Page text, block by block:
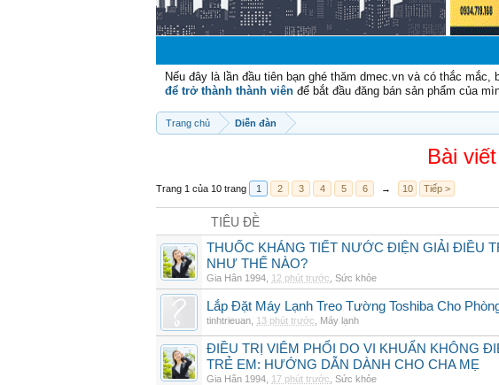
Nếu đây là lần đầu tiên bạn ghé thăm dmec.vn và có thắc mắc,
để trở thành thành viên để bắt đầu đăng bán sản phẩm của
Trang chủ Diễn đàn
Bài
Trang 1 của 10 trang 1 2 3 4 5 6 → 10 Tiếp >
TIÊU ĐỀ
THUỐC KHÁNG TIẾT NƯỚC ĐIỆN GIẢI ĐIỀU
NHƯ THẾ NÀO?
Gia Hân 1994 12 phút trước Sức khỏe
Lắp Đặt Máy Lạnh Treo Tường Toshiba Cho
tinhtrieuan 13 phút trước Máy lạnh
ĐIỀU TRỊ VIÊM PHỔI DO VI KHUẨN KHÔNG
TRẺ EM: HƯỚNG DẪN DÀNH CHO CHA MẸ
Gia Hân 1994 17 phút trước Sức khỏe